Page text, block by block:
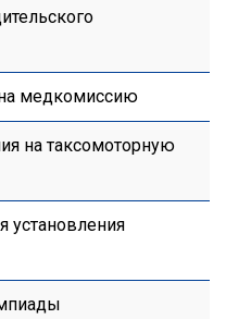
медкомиссию
на таксомоторную
установления